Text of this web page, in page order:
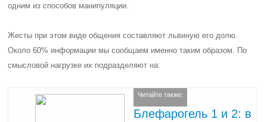
одним из способов манипуляции.
Жесты при этом виде общения составляют львиную его долю.
Около 60% информации мы сообщаем именно таким образом. По
смысловой нагрузке их подразделяют на:
Читайте также:
Блефарогель 1 и 2: в